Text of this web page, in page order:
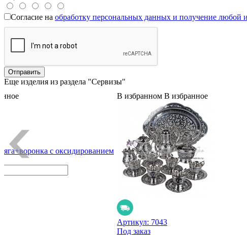
Согласие на обработку персональных данных и получение
Еще изделия из раздела "Сервизы"
с оксидированием
В избранном В избранное
Артикул: 7043
Под заказ